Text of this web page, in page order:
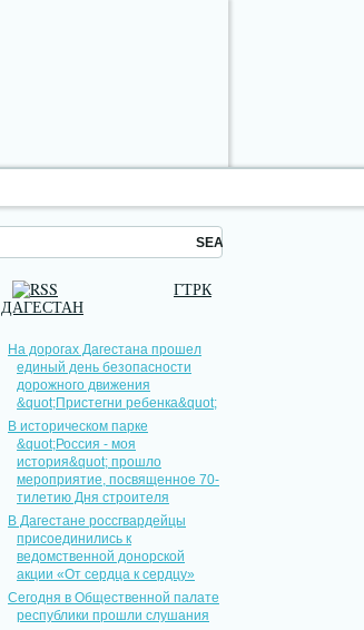
ГТРК
ДАГЕСТАН
На дорогах Дагестана прошел
единый день безопасности
дорожного движения
&quot;Пристегни ребенка&quot;
В историческом парке
&quot;Россия - моя
история&quot; прошло
мероприятие, посвященное 70-
тилетию Дня строителя
В Дагестане россгвардейцы
присоединились к
ведомственной донорской
акции «От сердца к сердцу»
Сегодня в Общественной палате
республики прошли слушания